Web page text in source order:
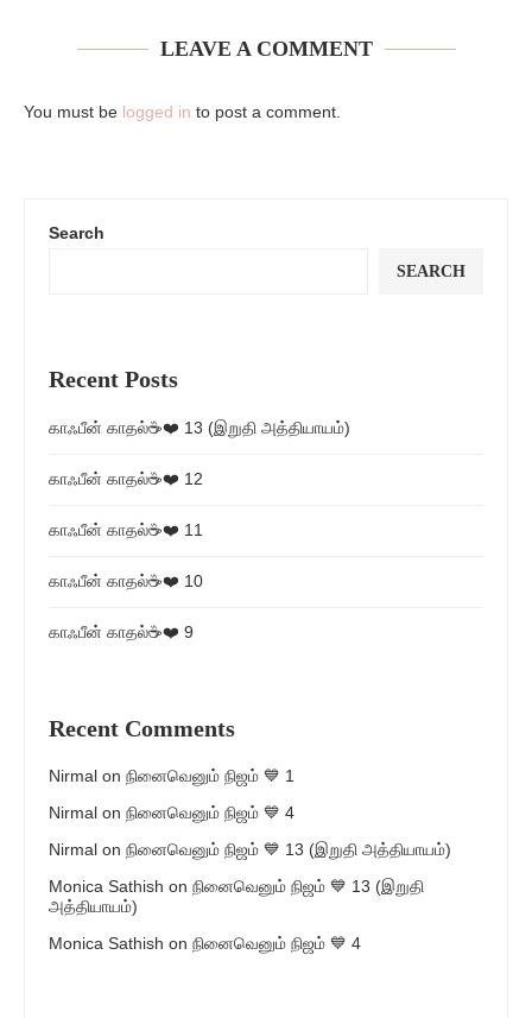
LEAVE A COMMENT
You must be logged in to post a comment.
Search
SEARCH
Recent Posts
காஃபீன் காதல்☕❤️ 13 (இறுதி அத்தியாயம்)
காஃபீன் காதல்☕❤️ 12
காஃபீன் காதல்☕❤️ 11
காஃபீன் காதல்☕❤️ 10
காஃபீன் காதல்☕❤️ 9
Recent Comments
Nirmal on நினைவெனும் நிஜம் 💙 1
Nirmal on நினைவெனும் நிஜம் 💙 4
Nirmal on நினைவெனும் நிஜம் 💙 13 (இறுதி அத்தியாயம்)
Monica Sathish on நினைவெனும் நிஜம் 💙 13 (இறுதி
அத்தியாயம்)
Monica Sathish on நினைவெனும் நிஜம் 💙 4